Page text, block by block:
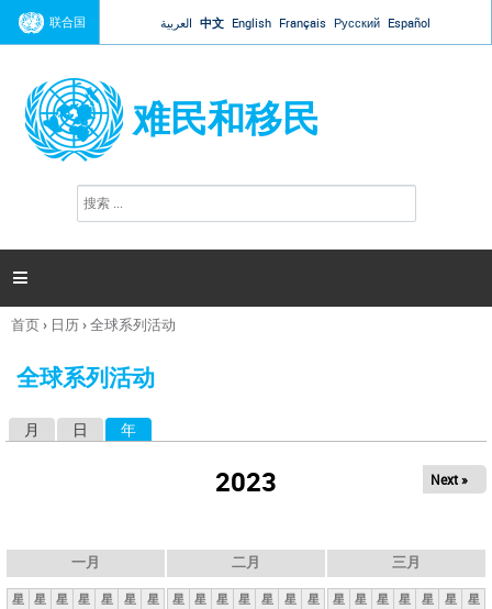
Jump to navigation
联合国 العربية 中文 English Français Русский Español
难民和移民
搜
索

你
这
首页› 日历›全球系列活动
全球系列活动
月 日 年
2023 Next »
一月
星 星 星 星 星 星
星
二月
星 星 星 星 星 星 星
三月
星 星 星 星 星 星 星